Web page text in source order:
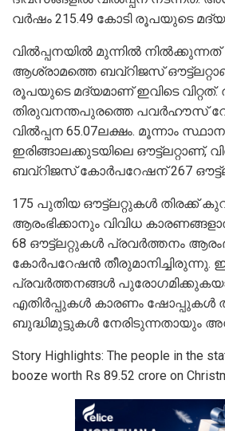
വര്‍ഷം 215.49 കോടി രൂപയുടെ
വില്‍പ്പനയില്‍ മുന്നില്‍
ആശ്രാമത്തെ ബവ്‌റിജസ്
രൂപയുടെ മദ്യമാണ് ഇവിടെ വിറ്റത്.
തിരുവനന്തപുരത്തെ പവര്‍ഹൗസ്
വില്‍പ്പന 65.07ലക്ഷം. മൂന്നാം
ഇരിങ്ങാലക്കുടയിലെ ഔട്ട്‌ലറ്റാണ്,
ബവ്‌റിജസ് കോര്‍പറേഷന് 267
175 പുതിയ ഔട്ട്‌ലറ്റുകള്‍ തിരക്ക്
ആരംഭിക്കാനും വിവിധ
68 ഔട്ട്‌ലറ്റുകള്‍ പ്രവര്‍ത്തനം
കോര്‍പറേഷന്‍ തീരുമാനിച്ചിരുന്നു.
പ്രവര്‍ത്തനങ്ങള്‍
എതിര്‍പ്പുകള്‍ കാരണം ഷോപ്പുകള്‍
ബുദ്ധിമുട്ടുകള്‍ നേരിടുന്നതായും
Story Highlights: The people in the
booze worth Rs 89.52 crore on